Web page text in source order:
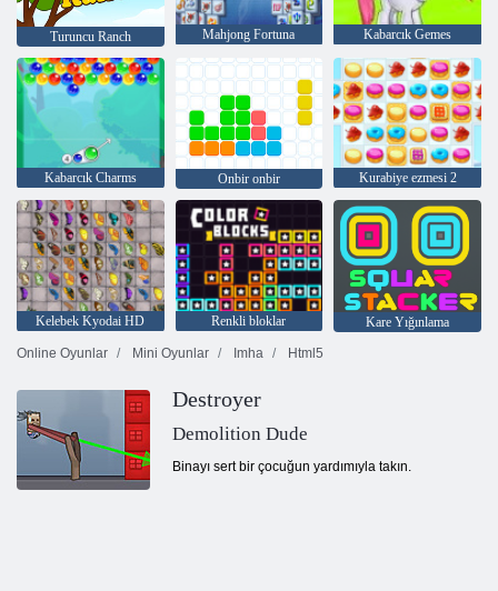
Turuncu Ranch Mahjong Fortuna Kabarcık Gemes
Kabarcık Charms Onbir onbir Kurabiye ezmesi 2
Kelebek Kyodai HD Renkli bloklar
Kare Yığınlama
Online Oyunlar
Mini Oyunlar Imha Html5
Destroyer
Demolition Dude
Binayı sert bir çocuğun yardımıyla takın.